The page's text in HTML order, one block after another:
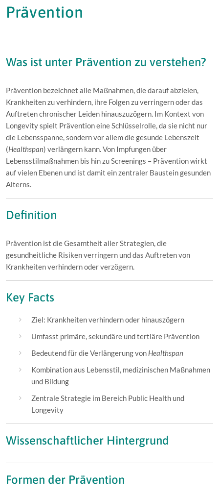
Prävention
Was ist unter Prävention zu verstehen?
Prävention bezeichnet alle Maßnahmen, die darauf abzielen,
Krankheiten zu verhindern, ihre Folgen zu verringern oder das
Auftreten chronischer Leiden hinauszuzögern. Im Kontext von
Longevity spielt Prävention eine Schlüsselrolle, da sie nicht nur
die Lebensspanne, sondern vor allem die gesunde Lebenszeit
(Healthspan) verlängern kann. Von Impfungen über
Lebensstilmaßnahmen bis hin zu Screenings – Prävention wirkt
auf vielen Ebenen und ist damit ein zentraler Baustein gesunden
Alterns.
Definition
Prävention ist die Gesamtheit aller Strategien, die
gesundheitliche Risiken verringern und das Auftreten von
Krankheiten verhindern oder verzögern.
Key Facts
Ziel: Krankheiten verhindern oder hinauszögern
Umfasst primäre, sekundäre und tertiäre Prävention
Bedeutend für die Verlängerung von Healthspan
Kombination aus Lebensstil, medizinischen Maßnahmen
und Bildung
Zentrale Strategie im Bereich Public Health und
Longevity
Wissenschaftlicher Hintergrund
Formen der Prävention